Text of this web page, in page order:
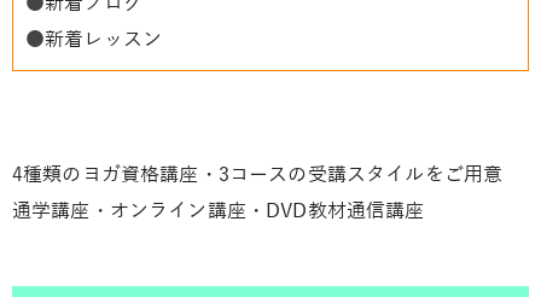
●新着レッスン
4種類のヨガ資格講座・3コースの受講スタイルをご用意
通学講座・オンライン講座・DVD教材通信講座